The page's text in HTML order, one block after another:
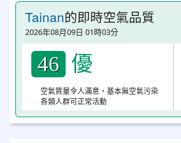
Tainan的即時空氣品質
2026年08月09日 01時03分
46 優
空氣質量令人滿意，基本無空氣污染
各類人群可正常活動